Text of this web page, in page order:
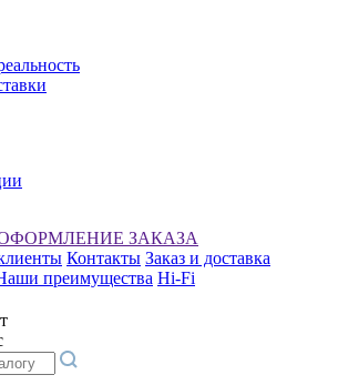
ЗАКАЗА
Контакты Заказ и доставка
преимущества Hi-Fi